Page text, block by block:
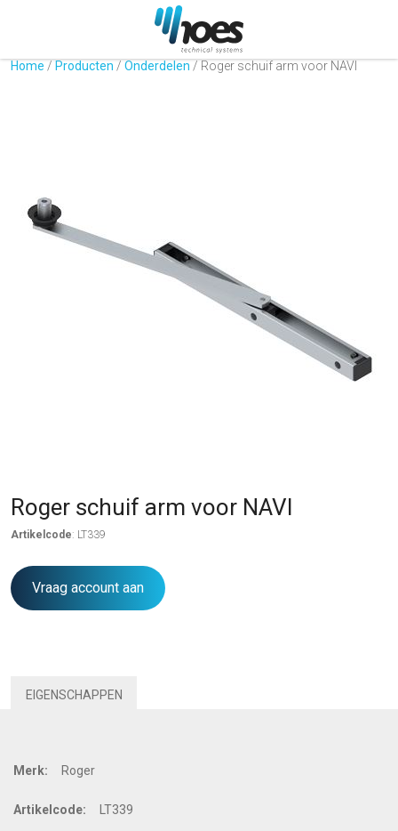
Home / Producten / Onderdelen / Roger schuif arm voor NAVI
Roger schuif arm voor NAVI
Artikelcode: LT339
Vraag account aan
EIGENSCHAPPEN
Merk: Roger
Artikelcode: LT339